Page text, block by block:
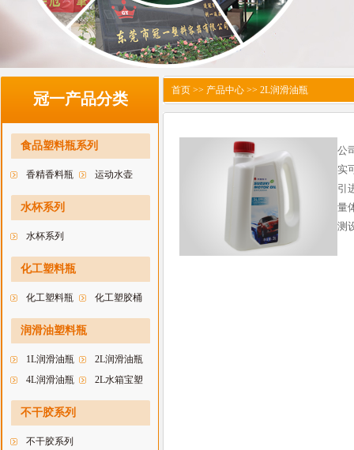
冠一产品分类
食品塑料瓶系列
香精香料瓶 运动水壶
水杯系列
水杯系列
化工塑料瓶
化工塑料瓶 化工塑胶桶
润滑油塑料瓶
1L润滑油瓶
2L润滑油瓶
4L润滑油瓶
2L水箱宝塑
料瓶
不干胶系列
不干胶系列
首页 >> 产品中心 >> 2L润滑油瓶
公
实
引
量
测